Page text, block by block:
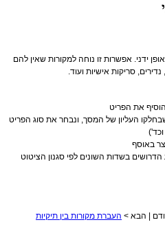
ידני. אפשרות זו נוחה למקורות שאין להם
נדירים, סריקות אישיות ועוד.
את הפריט
העליון של המסך, ונבחר את סוג הפריט
באוסף
הדרושים בשדות השונים לפי סגנון הציטוט
| הבא > העברת מקורות בין תיקיות